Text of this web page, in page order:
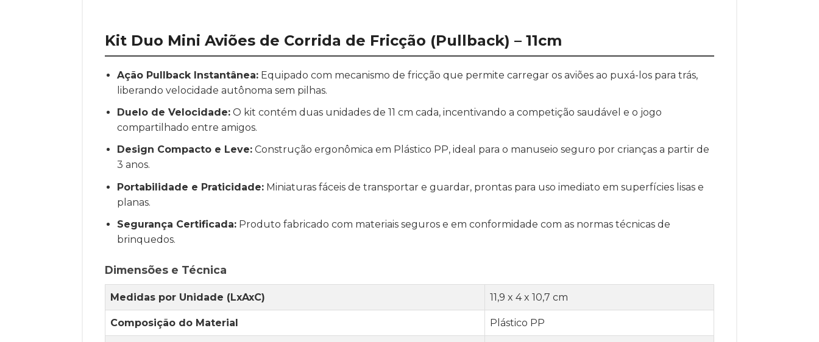
Kit Duo Mini Aviões de Corrida de Fricção (Pullback) – 11cm
Ação Pullback Instantânea: Equipado com mecanismo de fricção que permite carregar os aviões ao puxá-los para trás,
liberando velocidade autônoma sem pilhas.
Duelo de Velocidade: O kit contém duas unidades de 11 cm cada, incentivando a competição saudável e o jogo
compartilhado entre amigos.
Design Compacto e Leve: Construção ergonômica em Plástico PP, ideal para o manuseio seguro por crianças a partir de
3 anos.
Portabilidade e Praticidade: Miniaturas fáceis de transportar e guardar, prontas para uso imediato em superfícies lisas e
planas.
Segurança Certificada: Produto fabricado com materiais seguros e em conformidade com as normas técnicas de
brinquedos.
Dimensões e Técnica
Medidas por Unidade (LxAxC) 11,9 x 4 x 10,7 cm
Composição do Material Plástico PP